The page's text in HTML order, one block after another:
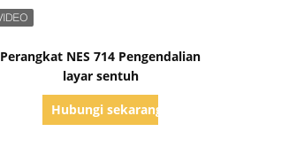
Perangkat NES 714 Pengendalian
layar sentuh
Hubungi sekarang